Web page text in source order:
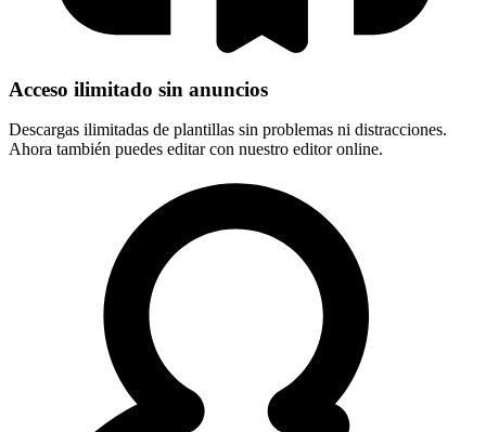
Acceso ilimitado sin anuncios
Descargas ilimitadas de plantillas sin problemas ni distracciones.
Ahora también puedes editar con nuestro editor online.